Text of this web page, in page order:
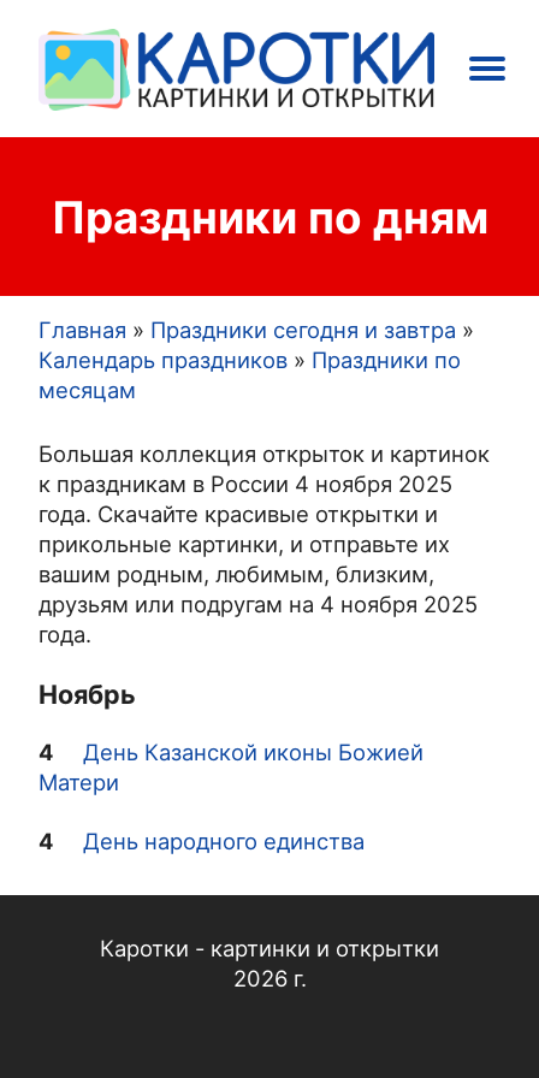
Main
Открытки
Праздники
Праздники по дням
Строка
навигации
Главная
Праздники сегодня и завтра
Календарь праздников
Праздники по
месяцам
Большая коллекция открыток и картинок
к праздникам в России 4 ноября 2025
года. Скачайте красивые открытки и
прикольные картинки, и отправьте их
вашим родным, любимым, близким,
друзьям или подругам на 4 ноября 2025
года.
Ноябрь
4
День Казанской иконы Божией
Матери
4 День народного единства
Каротки - картинки и открытки
2026 г.